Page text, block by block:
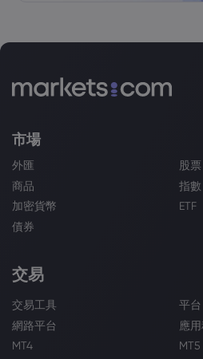
市場
外匯
股票
商品
指數
加密貨幣
ETF
債券
交易
交易工具
平台
網路平台
應
MT4
MT5